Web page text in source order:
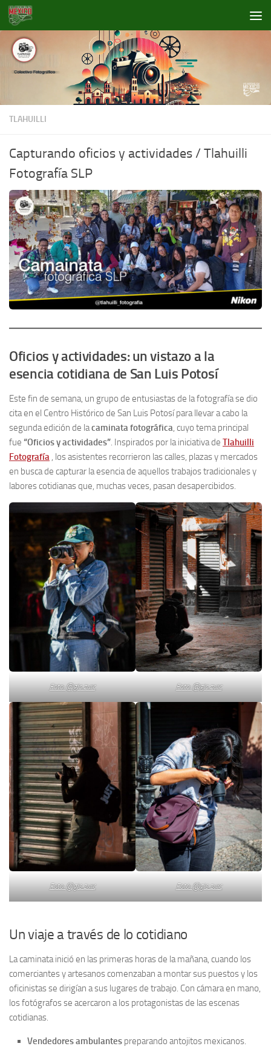
Debajo del contenido
TLAHUILLI
Capturando oficios y actividades / Tlahuilli
Fotografía SLP
Oficios y actividades: un vistazo a la
esencia cotidiana de San Luis Potosí
Este fin de semana, un grupo de entusiastas de la fotografía se dio
cita en el Centro Histórico de San Luis Potosí para llevar a cabo la
segunda edición de lacaminata fotográfica, cuyo tema principal
fue “Oficios y actividades”. Inspirados por la iniciativa de Tlahuilli
Fotografía , los asistentes recorrieron las calles, plazas y mercados
en busca de capturar la esencia de aquellos trabajos tradicionales y
labores cotidianas que, muchas veces, pasan desapercibidos.
Foto: @gis.zurc Foto: @gis.zurc
Foto: @gis.zurc Foto: @gis.zurc
Un viaje a través de lo cotidiano
La caminata inició en las primeras horas de la mañana, cuando los
comerciantes y artesanos comenzaban a montar sus puestos y los
oficinistas se dirigían a sus lugares de trabajo. Con cámara en mano,
los fotógrafos se acercaron a los protagonistas de las escenas
cotidianas.
Vendedores ambulantes preparando antojitos mexicanos.